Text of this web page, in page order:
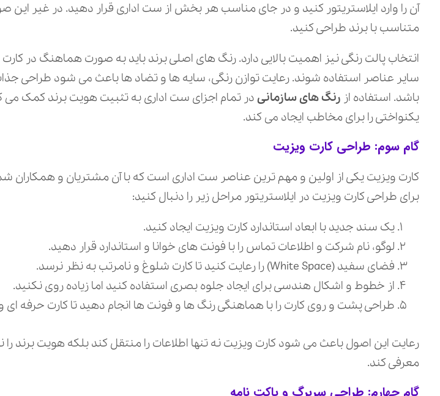
آن را وارد ایلاستریتور کنید و در جای مناسب هر بخش از ست اداری قرار دهید. در غیر این
متناسب با برند طراحی کنید.
انتخاب پالت رنگی نیز اهمیت بالایی دارد. رنگ‌ های اصلی برند باید به صورت هماهنگ در
سایر عناصر استفاده شوند. رعایت توازن رنگی، سایه‌ ها و تضاد ها باعث می‌ شود طراحی
باشد. استفاده از رنگ‌ های سازمانیدر تمام اجزای ست اداری به تثبیت هویت برند کمک می‌
یکنواختی را برای مخاطب ایجاد می‌ کند.
گام سوم: طراحی کارت ویزیت
کارت ویزیت یکی از اولین و مهم‌ ترین عناصر ست اداری است که با آن مشتریان و همکاران
برای طراحی کارت ویزیت در ایلاستریتور مراحل زیر را دنبال کنید:
یک سند جدید با ابعاد استاندارد کارت ویزیت ایجاد کنید.
لوگو، نام شرکت و اطلاعات تماس را با فونت‌ های خوانا و استاندارد قرار دهید.
فضای سفید (White Space) را رعایت کنید تا کارت شلوغ و نامرتب به نظر نرسد.
از خطوط و اشکال هندسی برای ایجاد جلوه بصری استفاده کنید اما زیاده‌ روی نکنید.
طراحی پشت و روی کارت را با هماهنگی رنگ‌ ها و فونت‌ ها انجام دهید تا کارت حرفه‌
رعایت این اصول باعث می‌ شود کارت ویزیت نه تنها اطلاعات را منتقل کند بلکه هویت برند
معرفی کند.
گام چهارم: طراحی سربرگ و پاکت نامه